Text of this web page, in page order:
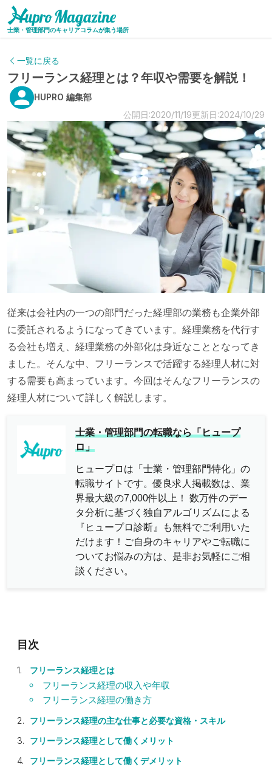
士業・管理部門のキャリアコラムが集う場所
一覧に戻る
フリーランス経理とは？年収や需要を解説！
HUPRO 編集部
公開日:2020/11/19更新日:2024/10/29
従来は会社内の一つの部門だった経理部の業務も企業外部
に委託されるようになってきています。経理業務を代行す
る会社も増え、経理業務の外部化は身近なこととなってき
ました。そんな中、フリーランスで活躍する経理人材に対
する需要も高まっています。今回はそんなフリーランスの
経理人材について詳しく解説します。
士業・管理部門の転職なら「ヒュープ
ロ」
ヒュープロは「士業・管理部門特化」の
転職サイトです。優良求人掲載数は、業
界最大級の7,000件以上！ 数万件のデー
タ分析に基づく独自アルゴリズムによる
『ヒュープロ診断』も無料でご利用いた
だけます！ご自身のキャリアやご転職に
ついてお悩みの方は、是非お気軽にご相
談ください。
フリーランス経理とは
フリーランス経理の収入や年収
フリーランス経理の働き方
フリーランス経理の主な仕事と必要な資格・スキル
フリーランス経理として働くメリット
フリーランス経理として働くデメリット